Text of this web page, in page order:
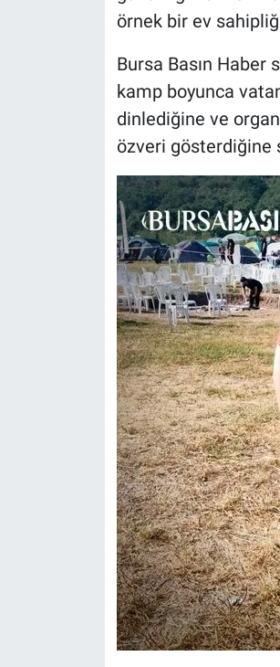
örnek bir ev
Bursa Basın Haber
kamp boyunca
dinlediğine ve
özveri gösterdiğine